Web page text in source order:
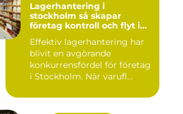
Lagerhantering i
stockholm så skapar
företag kontroll och flyt i
Effektiv lagerhantering har
blivit en avgörande
konkurrensfördel för företag
i Stockholm. När varufl...